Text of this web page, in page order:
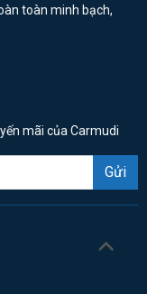
toàn minh bạch,
mãi của Carmudi
Gửi